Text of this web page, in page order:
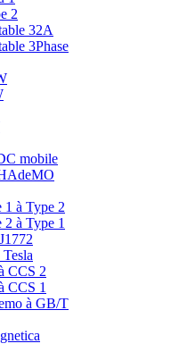
2
32A
3Phase
mobile
1 à Type 2
2 à Type 1
CCS 2
CCS 1
à GB/T